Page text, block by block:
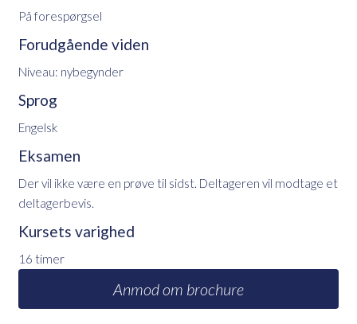
På forespørgsel
Forudgående viden
Niveau: nybegynder
Sprog
Engelsk
Eksamen
Der vil ikke være en prøve til sidst. Deltageren vil modtage et
deltagerbevis.
Kursets varighed
16 timer
Anmod om brochure